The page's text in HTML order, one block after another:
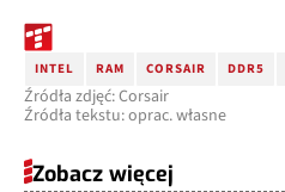
INTEL RAM CORSAIR DDR5
Źródła zdjęć: Corsair
Źródła tekstu: oprac. własne
Zobacz więcej